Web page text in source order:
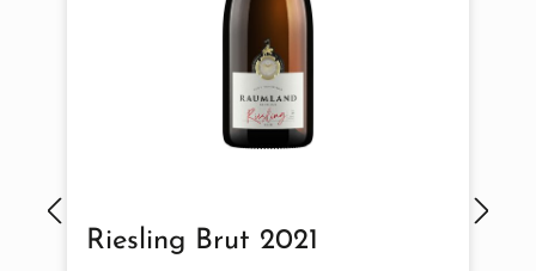
Riesling Brut 2021